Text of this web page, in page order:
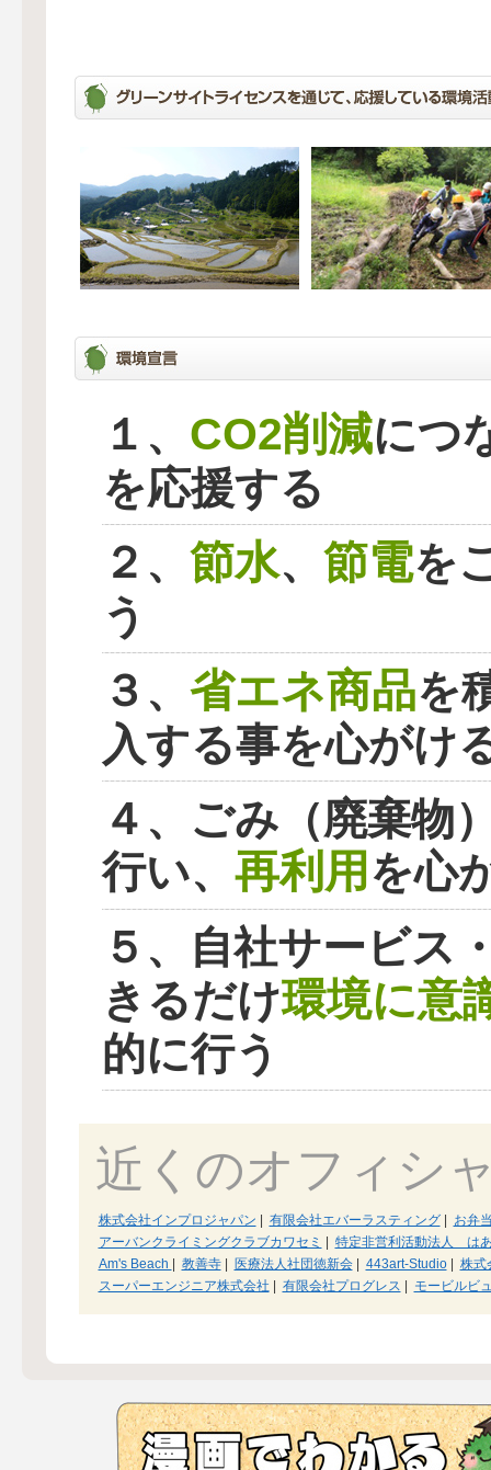
１、 CO2削減につ
を応援する
２、 節水、 節電を
う
３、 省エネ商品を
入する事を心がけ
４、ごみ（廃棄物
行い、 再利用を心
５、自社サービス
きるだけ環境に意
的に行う
近くのオフィシ
株式会社インプロジャパン 有限会社エバーラスティング|
お弁
アーバンクライミングクラブカワセミ
特定非営利活動法人 は
Am's Beach
教善寺| 医療法人社団徳新会| 443art-Studio|
株式
スーパーエンジニア株式会社
有限会社プログレス モービルビ